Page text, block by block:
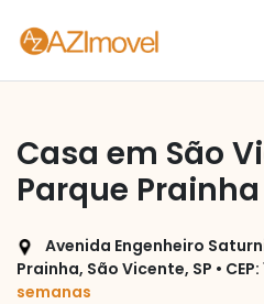
Casa em São
Parque Prainha
Avenida Engenheiro
Prainha, São Vicente, SP • CEP:
semanas